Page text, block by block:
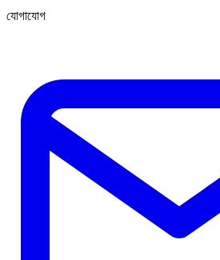
যোগাযোগ